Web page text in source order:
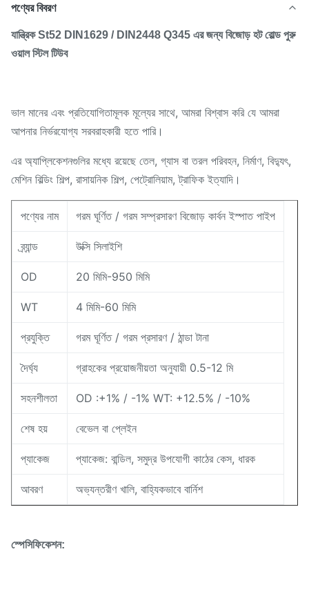
পণ্যের বিবরণ
যান্ত্রিক St52 DIN1629 / DIN2448 Q345 এর জন্য বিজোড় হট রোল্ড পুরু
ওয়াল স্টিল টিউব
ভাল মানের এবং প্রতিযোগিতামূলক মূল্যের সাথে, আমরা বিশ্বাস করি যে আমরা
আপনার নির্ভরযোগ্য সরবরাহকারী হতে পারি।
এর অ্যাপ্লিকেশনগুলির মধ্যে রয়েছে তেল, গ্যাস বা তরল পরিবহন, নির্মাণ, বিদ্যুৎ,
মেশিন বিল্ডিং শিল্প, রাসায়নিক শিল্প, পেট্রোলিয়াম, ট্রাফিক ইত্যাদি।
পণ্যের নাম গরম ঘূর্ণিত / গরম সম্প্রসারণ বিজোড় কার্বন ইস্পাত পাইপ
ব্র্যান্ড উক্সি সিলাইশি
OD 20 মিমি-950 মিমি
WT 4 মিমি-60 মিমি
প্রযুক্তি গরম ঘূর্ণিত / গরম প্রসারণ / ঠান্ডা টানা
দৈর্ঘ্য গ্রাহকের প্রয়োজনীয়তা অনুযায়ী 0.5-12 মি
সহনশীলতা OD :+1% / -1% WT: +12.5% ​​/ -10%
শেষ হয় বেভেল বা প্লেইন
প্যাকেজ প্যাকেজ: বান্ডিল, সমুদ্র উপযোগী কাঠের কেস, ধারক
আবরণ অভ্যন্তরীণ খালি, বাহ্যিকভাবে বার্নিশ
স্পেসিফিকেশন: